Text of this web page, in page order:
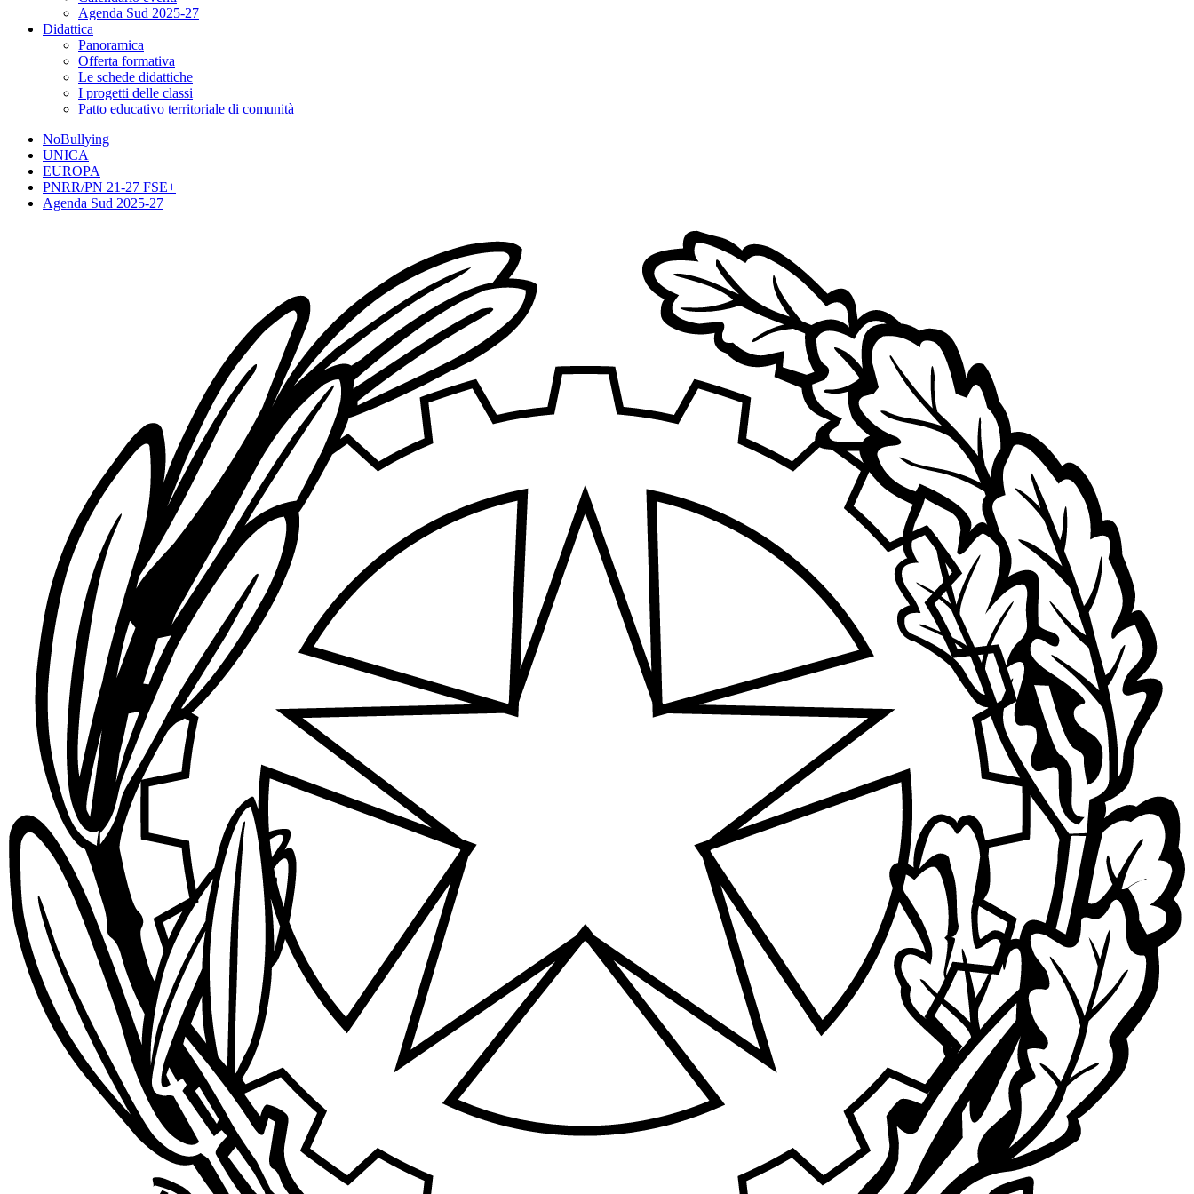
Agenda Sud 2025-27
Didattica
Panoramica
Offerta formativa
Le schede didattiche
I progetti delle classi
Patto educativo territoriale di comunità
NoBullying
UNICA
EUROPA
PNRR/PN 21-27 FSE+
Agenda Sud 2025-27